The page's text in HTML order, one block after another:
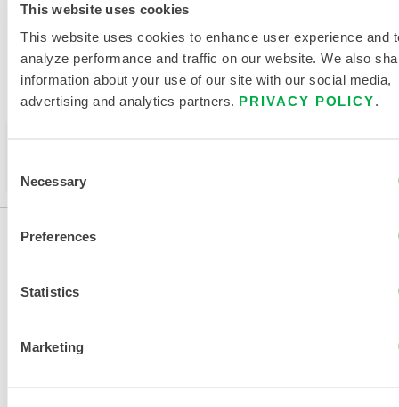
This website uses cookies
This website uses cookies to enhance user experience and
analyze performance and traffic on our website. We also
information about your use of our site with our social media,
advertising and analytics partners. PRIVACY POLICY.
Selection
Necessary
Preferences
Statistics
Marketing
Disponible dans les régions de vente suivantes : EUROPE,
INDE, AFRIQUE, MOYEN-ORIENT.